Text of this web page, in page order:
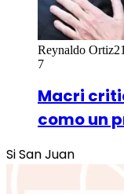
Reynaldo Ortiz
7
Macri
como un
Si San Juan